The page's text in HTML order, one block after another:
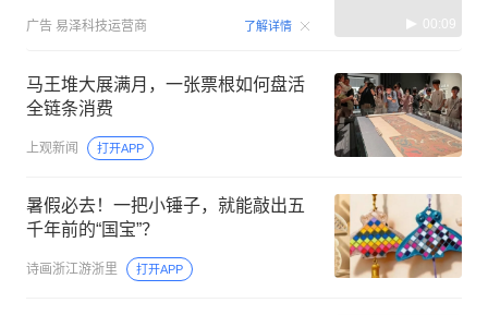
广告 易泽科技运营商 了解详情 00:09
马王堆大展满月，一张票根如何盘活
全链条消费
上观新闻 打开APP
暑假必去！一把小锤子，就能敲出五
千年前的“国宝”？
诗画浙江游浙里 打开APP